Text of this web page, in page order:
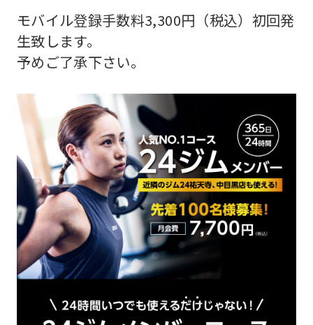
モバイル登録手数料3,300円（税込）初回発
生致します。
予めご了承下さい。